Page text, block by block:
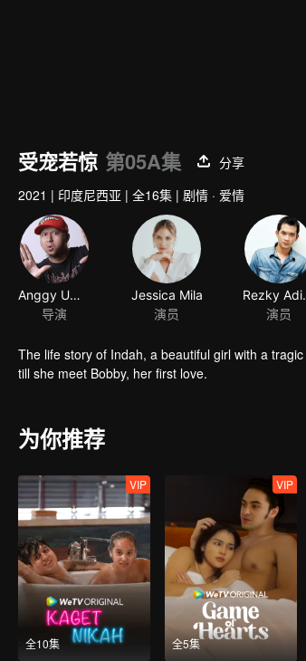
受宠若惊 第05A集
分享
2021 | 印度尼西亚 | 全16集 | 剧情 · 爱情
Anggy Umbara
导演
Jessica Mila
演员
演员
The life story of Indah, a beautiful girl with a
till she meet Bobby, her first love.
为你推荐
全10集
VIP
全5集
VIP